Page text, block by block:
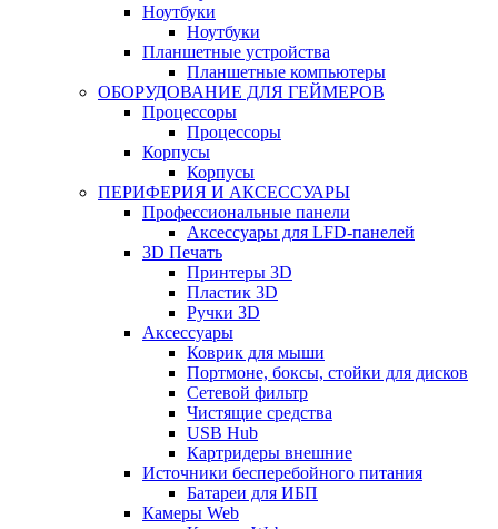
Ноутбуки
Ноутбуки
Планшетные устройства
Планшетные компьютеры
ОБОРУДОВАНИЕ ДЛЯ ГЕЙМЕРОВ
Процессоры
Процессоры
Корпусы
Корпусы
ПЕРИФЕРИЯ И АКСЕССУАРЫ
Профессиональные панели
Аксессуары для LFD-панелей
3D Печать
Принтеры 3D
Пластик 3D
Ручки 3D
Аксессуары
Коврик для мыши
Портмоне, боксы, стойки для дисков
Сетевой фильтр
Чистящие средства
USB Hub
Картридеры внешние
Источники бесперебойного питания
Батареи для ИБП
Камеры Web